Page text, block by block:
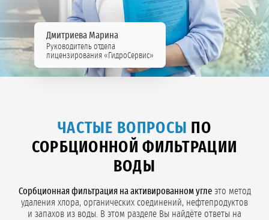
Дмитриева Марина
Руководитель отдела
лицензирования «ГидроСервис»
ЧАСТЫЕ ВОПРОСЫ
ПО
СОРБЦИОННОЙ ФИЛЬТРАЦИИ
ВОДЫ
Сорбционная фильтрация на активированном углеэто метод
удаления хлора, органических соединений, нефтепродуктов
и запахов из воды. В этом разделе Вы найдёте ответы на